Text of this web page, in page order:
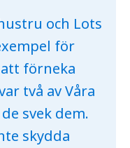
och Lots
för
förneka
två av Våra
svek dem.
skydda